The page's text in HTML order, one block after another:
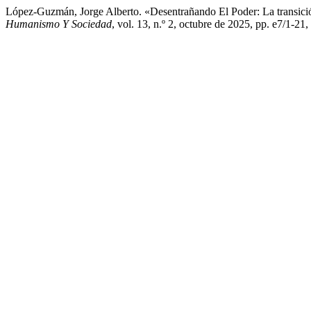
López-Guzmán, Jorge Alberto. «Desentrañando El Poder: La
Humanismo Y Sociedad, vol. 13, n.º 2, octubre de 2025, pp. e7/1-